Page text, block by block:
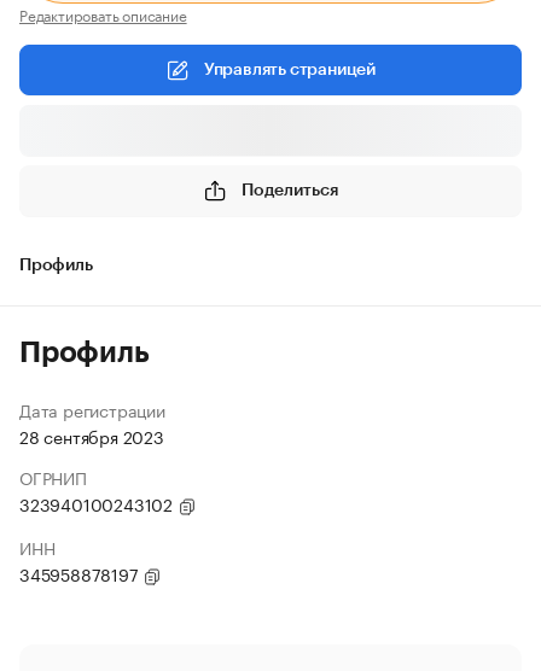
Редактировать описание
Управлять страницей
Поделиться
Профиль
Профиль
Дата регистрации
28 сентября 2023
ОГРНИП
323940100243102
ИНН
345958878197